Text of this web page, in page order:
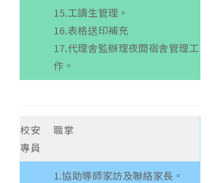
15.工讀生管理。
16.表格送印補充
17.代理舍監辦理夜間宿舍管理工
作。
校安
專員
職掌
1.協助導師家訪及聯絡家長。